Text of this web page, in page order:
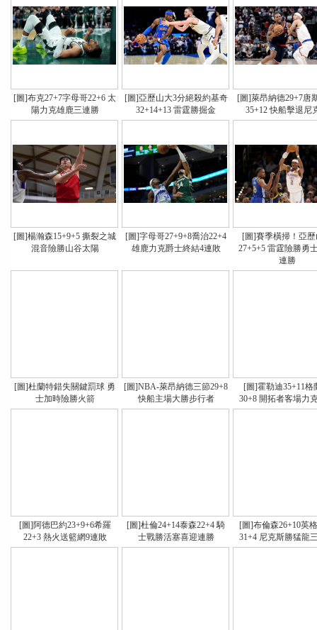
[圖]布克27+7字母哥22+6 太
陽力克雄鹿三連勝
[圖]亞歷山大3分絕殺約基奇
32+14+13 雷霆勝掘金
[圖]萊昂納德29+7唐
35+12 快船擊退尼
[圖]楊瀚森15+9+5 撕裂之城
混音險勝山谷太陽
[圖]字母哥27+9+8喬治22+4
雄鹿力克爵士終結4連敗
[圖]賽季橫掃！亞
27+5+5 雷霆險勝勇
連勝
[圖]杜蘭特錯失關鍵罰球 勇
士加時險勝火箭
[圖]NBA-萊昂納德三節29+8
快船主場大勝步行者
[圖]霍勒迪35+11格
30+8 開拓者客場力
[圖]阿德巴約23+9+6希羅
22+3 熱火送籃網9連敗
[圖]杜倫24+14泰森22+4 騎
士戰勝活塞喜迎連勝
[圖]布倫森26+10英
31+4 尼克斯勝猛龍